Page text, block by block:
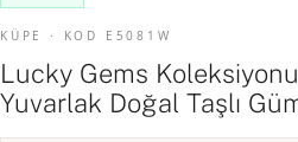
KÜPE · KOD E5081W
Lucky Gems
Yuvarlak Doğal Taşlı